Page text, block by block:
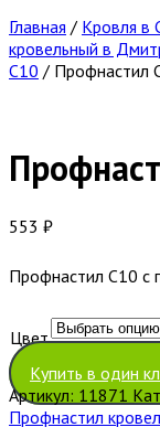
Главная / Кровля в
кровельный в
С10 / Профнастил
553 ₽
Профнастил С10 с
Цвет
Очистить
Купить в один
Артикул: 11871
Профнастил